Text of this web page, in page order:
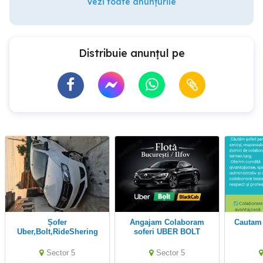
Distribuie anunțul pe
Șofer
Uber,Bolt,RideShering
Sector 5
Angajam Colaboram
soferi UBER BOLT
personala Cu masina in
Sector 5